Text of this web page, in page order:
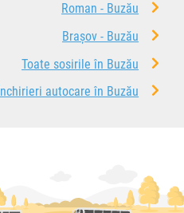
Roman - Buzău
Brașov - Buzău
Toate sosirile în Buzău
Închirieri autocare în Buzău